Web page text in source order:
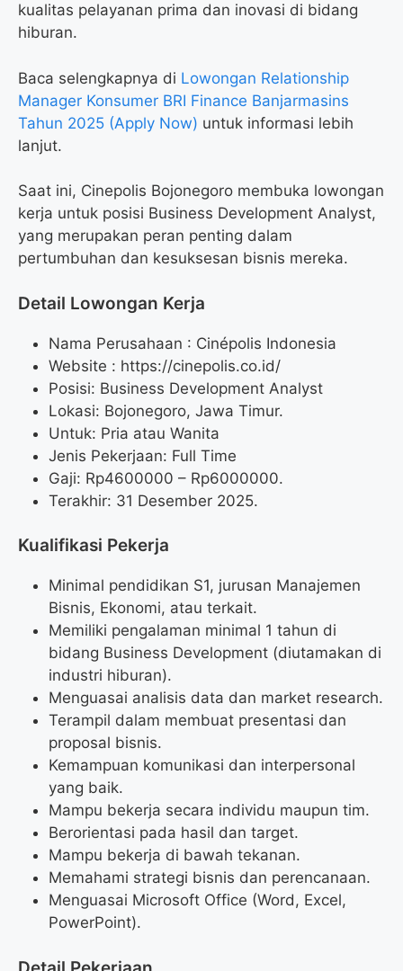
kualitas pelayanan prima dan inovasi di bidang
hiburan.
Baca selengkapnya di Lowongan Relationship
Manager Konsumer BRI Finance Banjarmasins
Tahun 2025 (Apply Now) untuk informasi lebih
lanjut.
Saat ini, Cinepolis Bojonegoro membuka lowongan
kerja untuk posisi Business Development Analyst,
yang merupakan peran penting dalam
pertumbuhan dan kesuksesan bisnis mereka.
Detail Lowongan Kerja
Nama Perusahaan : Cinépolis Indonesia
Website : https://cinepolis.co.id/
Posisi: Business Development Analyst
Lokasi: Bojonegoro, Jawa Timur.
Untuk: Pria atau Wanita
Jenis Pekerjaan: Full Time
Gaji: Rp4600000 – Rp6000000.
Terakhir: 31 Desember 2025.
Kualifikasi Pekerja
Minimal pendidikan S1, jurusan Manajemen
Bisnis, Ekonomi, atau terkait.
Memiliki pengalaman minimal 1 tahun di
bidang Business Development (diutamakan di
industri hiburan).
Menguasai analisis data dan market research.
Terampil dalam membuat presentasi dan
proposal bisnis.
Kemampuan komunikasi dan interpersonal
yang baik.
Mampu bekerja secara individu maupun tim.
Berorientasi pada hasil dan target.
Mampu bekerja di bawah tekanan.
Memahami strategi bisnis dan perencanaan.
Menguasai Microsoft Office (Word, Excel,
PowerPoint).